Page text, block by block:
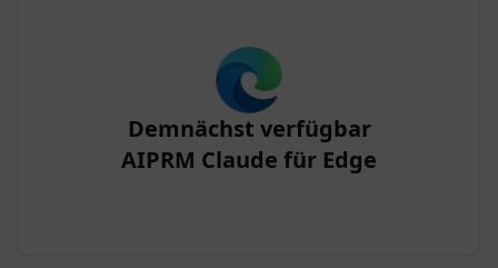
Demnächst verfügbar
AIPRM Claude für Edge